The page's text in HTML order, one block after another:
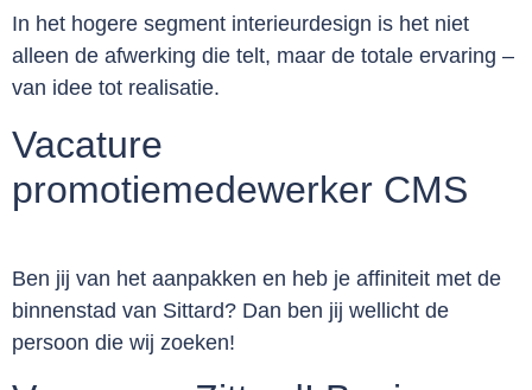
In het hogere segment interieurdesign is het niet
alleen de afwerking die telt, maar de totale ervaring –
van idee tot realisatie.
Vacature
promotiemedewerker CMS
Ben jij van het aanpakken en heb je affiniteit met de
binnenstad van Sittard? Dan ben jij wellicht de
persoon die wij zoeken!